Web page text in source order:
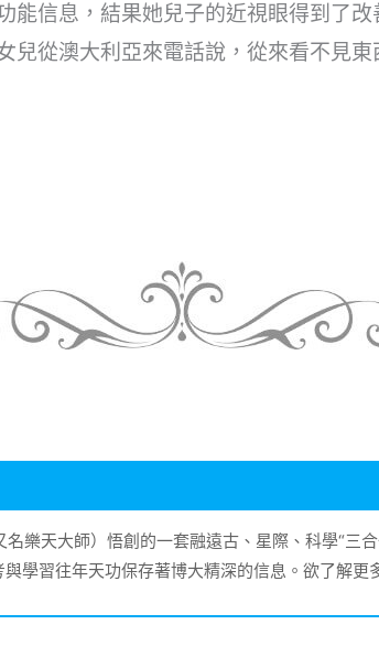
能信息，結果她兒子的近視眼得到了
兒從澳大利亞來電話說，從來看不見
樂天大師）悟創的一套融遠古、星際、科學“三
學習往年天功保存著博大精深的信息。欲了解